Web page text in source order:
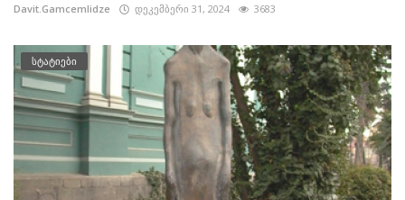
Davit.Gamcemlidze დეკემბერი 31, 2024 3683
სტატიები